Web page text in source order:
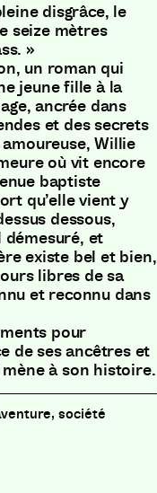
disgrâce, le
seize mètres
»
un roman qui
jeune fille à la
ancrée dans
et des secrets
Willie
où vit encore
baptiste
qu’elle vient y
dessous,
démesuré, et
existe bel et bien,
libres de sa
et reconnu dans
pour
de ses ancêtres et
à son histoire.
société